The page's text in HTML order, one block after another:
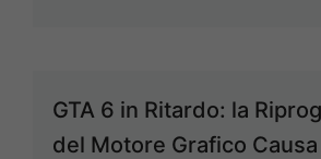
GTA 6 in Ritardo: la
del Motore Grafico